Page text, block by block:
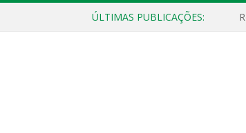
ÚLTIMAS PUBLICAÇÕES: